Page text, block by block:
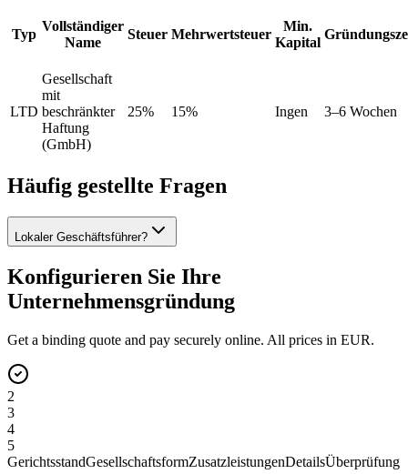
Typ
Vollständiger
Name
Steuer Mehrwertsteuer
Min.
Kapital
LTD
Gesellschaft
mit
beschränkter
Haftung
(GmbH)
25% 15% Ingen 3–6 Wochen
Häufig gestellte Fragen
Lokaler Geschäftsführer?
Konfigurieren Sie Ihre
Unternehmensgründung
Get a binding quote and pay securely online. All prices in EUR.
2
3
4
5
GerichtsstandGesellschaftsformZusatzleistungenDetailsÜberprüfung